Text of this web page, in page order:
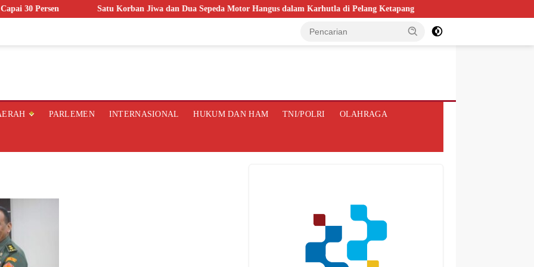
Satu Korban Jiwa dan Dua Sepeda Motor Hangus dalam Karhutla di Pelang Ketapang Kasdam XII/Tpr Sambut Tim
PARLEMEN INTERNASIONAL HUKUM DAN HAM TNI/POLRI OLAHRAGA